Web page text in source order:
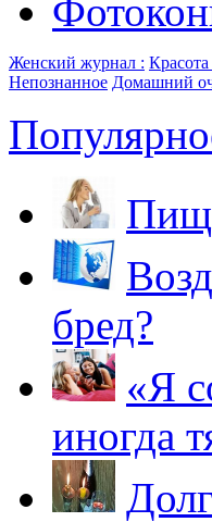
Женский журнал :
Непознанное Домашний
бред?
«Я
иногда